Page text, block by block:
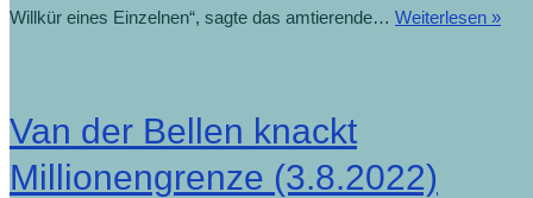
Willkür eines Einzelnen“, sagte das amtierende… Weiterlesen »
Van der Bellen knackt
Millionengrenze (3.8.2022)